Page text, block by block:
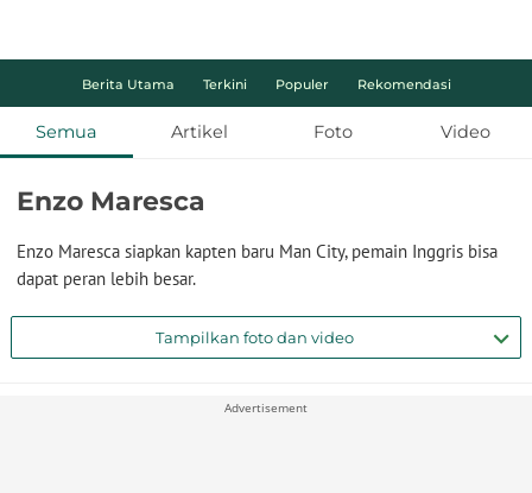
Berita Utama Terkini Populer Rekomendasi
Semua Artikel Foto Video
Enzo Maresca
Enzo Maresca siapkan kapten baru Man City, pemain Inggris bisa
dapat peran lebih besar.
Tampilkan foto dan video
Advertisement